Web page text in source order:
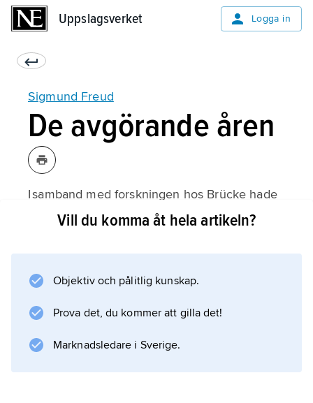
Uppslagsverket Logga in
Sigmund Freud
De avgörande åren
I samband med forskningen hos Brücke hade
Freud 1878 kommit i kontakt med
led av hysteriska symtom. Freud lyssnade nu
till patienterna, eller analysanderna som han
mellan
Vill du komma åt hela artikeln?
Objektiv och pålitlig kunskap.
Prova det, du kommer att gilla det!
Marknadsledare i Sverige.